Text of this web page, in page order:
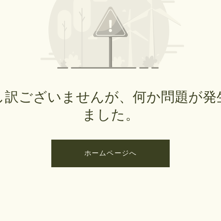
訳ございませんが、何か問題が発
ました。
ホームページへ